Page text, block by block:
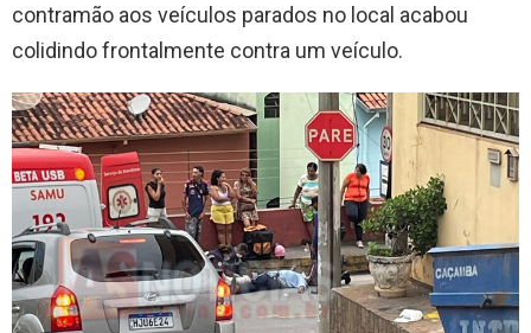
contramão aos veículos parados no local acabou
colidindo frontalmente contra um veículo.